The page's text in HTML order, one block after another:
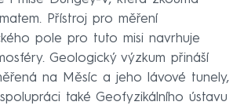
Přístroj pro měření
pole pro tuto misi navrhuje
Geologický výzkum přináší
na Měsíc a jeho lávové tunely,
také Geofyzikálního ústavu